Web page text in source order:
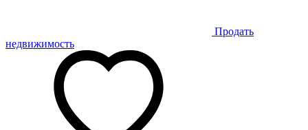
Продать
недвижимость